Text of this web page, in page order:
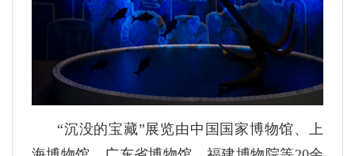
“沉没的宝藏”展览由中国国家博物馆、上